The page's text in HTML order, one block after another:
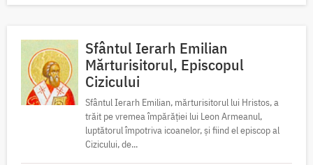
Sfântul Ierarh Emilian
Mărturisitorul, Episcopul
Cizicului
Sfântul Ierarh Emilian, mărturisitorul lui Hristos, a
trăit pe vremea împărăției lui Leon Armeanul,
luptătorul împotriva icoanelor, și fiind el episcop al
Cizicului, de...